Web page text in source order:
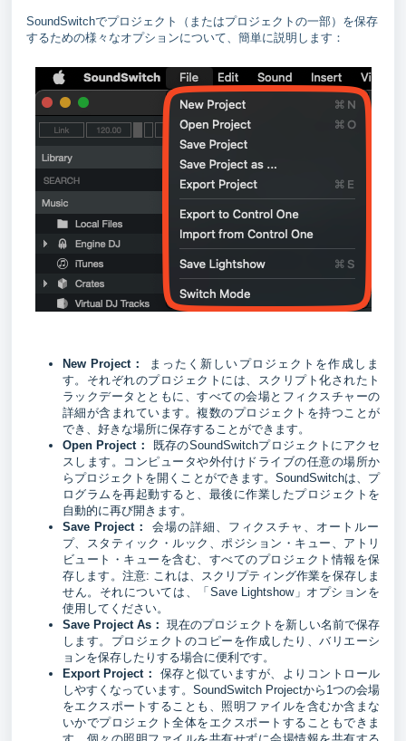
SoundSwitchでプロジェクト（またはプロジェクトの一部）を保存
するための様々なオプションについて、簡単に説明します：
New Project：
まったく新しいプロジェクトを作成しま
す。それぞれのプロジェクトには、スクリプト化されたト
ラックデータとともに、すべての会場とフィクスチャーの
詳細が含まれています。複数のプロジェクトを持つことが
でき、好きな場所に保存することができます。
Open Project： 既存のSoundSwitchプロジェクトにアクセ
スします。コンピュータや外付けドライブの任意の場所か
らプロジェクトを開くことができます。SoundSwitchは、プ
ログラムを再起動すると、最後に作業したプロジェクトを
自動的に再び開きます。
Save Project： 会場の詳細、フィクスチャ、オートルー
プ、スタティック・ルック、ポジション・キュー、アトリ
ビュート・キューを含む、すべてのプロジェクト情報を保
存します。注意: これは、スクリプティング作業を保存しま
せん。それについては、「Save Lightshow」オプションを
使用してください。
Save Project As： 現在のプロジェクトを新しい名前で保存
します。プロジェクトのコピーを作成したり、バリエーシ
ョンを保存したりする場合に便利です。
Export Project：
保存と似ていますが、よりコントロール
しやすくなっています。SoundSwitch Projectから1つの会場
をエクスポートすることも、照明ファイルを含むか含まな
いかでプロジェクト全体をエクスポートすることもできま